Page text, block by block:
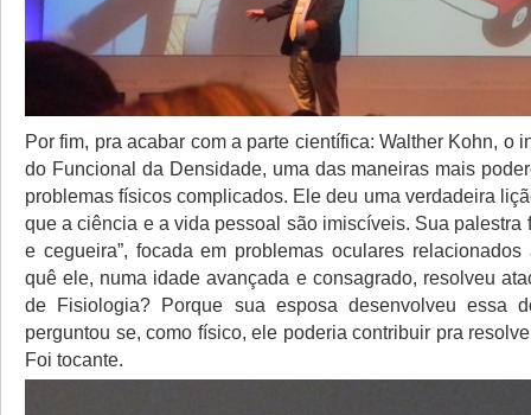
Por fim, pra acabar com a parte científica: Walther Kohn, o
do Funcional da Densidade, uma das maneiras mais
problemas físicos complicados. Ele deu uma verdadeira
que a ciência e a vida pessoal são imiscíveis. Sua palestra
e cegueira”, focada em problemas oculares
quê ele, numa idade avançada e consagrado, resolveu
de Fisiologia? Porque sua esposa desenvolveu essa
perguntou se, como físico, ele poderia contribuir pra
Foi tocante.